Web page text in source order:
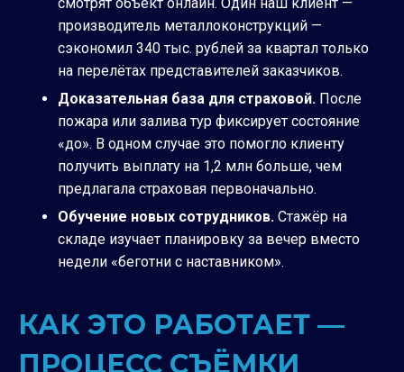
производитель металлоконструкций —
сэкономил 340 тыс. рублей за квартал только
на перелётах представителей заказчиков.
Доказательная база для страховой. После
пожара или залива тур фиксирует состояние
«до». В одном случае это помогло клиенту
получить выплату на 1,2 млн больше, чем
предлагала страховая первоначально.
Обучение новых сотрудников. Стажёр на
складе изучает планировку за вечер вместо
недели «беготни с наставником».
КАК ЭТО РАБОТАЕТ —
ПРОЦЕСС СЪЁМКИ